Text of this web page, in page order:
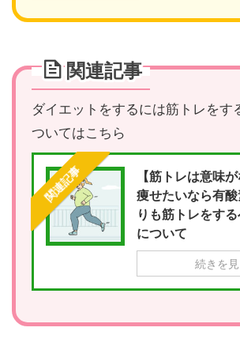
関連記事
ダイエットをするには筋トレをす
ついてはこちら
関連記事
【筋トレは意味が
痩せたいなら有
りも筋トレをす
について
続きを